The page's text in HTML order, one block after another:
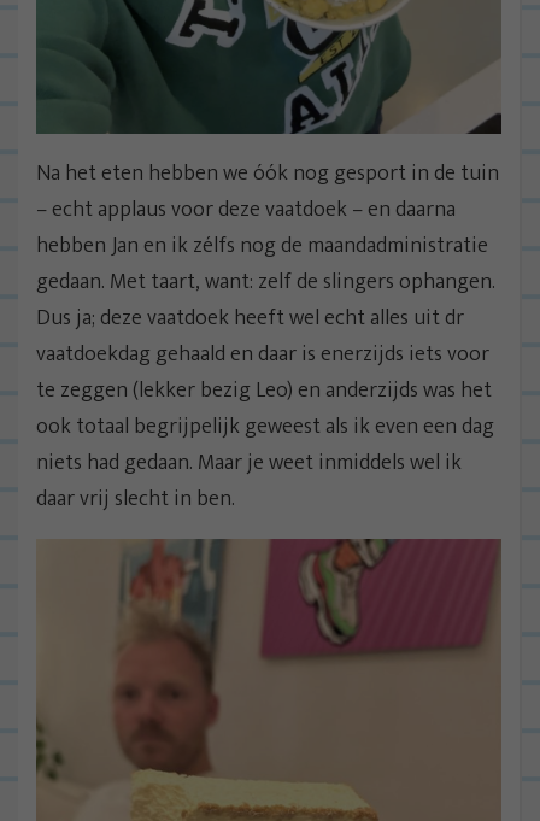
Na het eten hebben we óók nog gesport in de tuin
– echt applaus voor deze vaatdoek – en daarna
hebben Jan en ik zélfs nog de maandadministratie
gedaan. Met taart, want: zelf de slingers ophangen.
Dus ja; deze vaatdoek heeft wel echt alles uit dr
vaatdoekdag gehaald en daar is enerzijds iets voor
te zeggen (lekker bezig Leo) en anderzijds was het
ook totaal begrijpelijk geweest als ik even een dag
niets had gedaan. Maar je weet inmiddels wel ik
daar vrij slecht in ben.